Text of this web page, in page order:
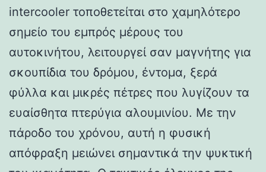
intercooler τοποθετείται στο χαμηλότερο
σημείο του εμπρός μέρους του
αυτοκινήτου, λειτουργεί σαν μαγνήτης για
σκουπίδια του δρόμου, έντομα, ξερά
φύλλα και μικρές πέτρες που λυγίζουν τα
ευαίσθητα πτερύγια αλουμινίου. Με την
πάροδο του χρόνου, αυτή η φυσική
απόφραξη μειώνει σημαντικά την ψυκτική